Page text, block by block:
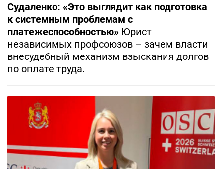
Судаленко: «Это выглядит как подготовка
к системным проблемам с
платежеспособностью» Юрист
независимых профсоюзов – зачем власти
внесудебный механизм взыскания долгов
по оплате труда.